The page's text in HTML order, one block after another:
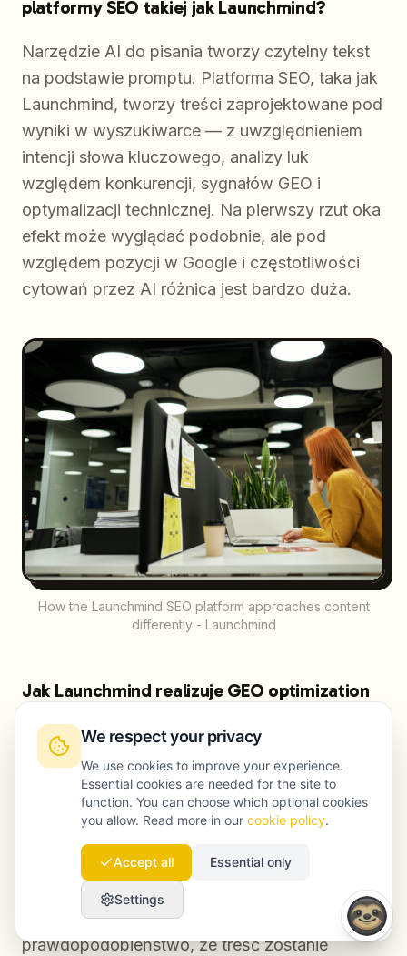
platformy SEO takiej jak Launchmind?
Narzędzie AI do pisania tworzy czytelny tekst
na podstawie promptu. Platforma SEO, taka jak
Launchmind, tworzy treści zaprojektowane pod
wyniki w wyszukiwarce — z uwzględnieniem
intencji słowa kluczowego, analizy luk
względem konkurencji, sygnałów GEO i
optymalizacji technicznej. Na pierwszy rzut oka
efekt może wyglądać podobnie, ale pod
względem pozycji w Google i częstotliwości
cytowań przez AI różnica jest bardzo duża.
How the Launchmind SEO platform approaches content
differently - Launchmind
Jak Launchmind realizuje GEO optimization
Launchmind projektuje każdy materiał z
wbudowanymi sygnałami zwiększającymi
szansę na cytowanie przez silniki generatywne:
schema, dużą liczbą nazwanych encji,
weryfikowalnymi źródłami i definicjami, które da
się łatwo wyodrębnić. Dzięki temu rośnie
prawdopodobieństwo, że treść zostanie
We respect your privacy
We use cookies to improve your experience.
Essential cookies are needed for the site to
function. You can choose which optional cookies
you allow. Read more in our cookie policy.
Accept all Essential only
Settings